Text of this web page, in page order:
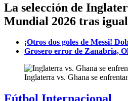
La selección de
Mundial 2026 tras
¡Otros dos goles de Messi!
Grosero error de Zanabria,
Inglaterra vs. Ghana se